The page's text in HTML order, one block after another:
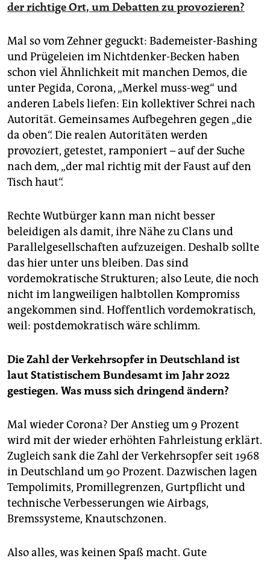
der richtige Ort, um Debatten zu provozieren?
Mal so vom Zehner geguckt: Bademeister-Bashing
und Prügeleien im Nichtdenker-Becken haben
schon viel Ähnlichkeit mit manchen Demos, die
unter Pegida, Corona, „Merkel muss-weg“ und
anderen Labels liefen: Ein kollektiver Schrei nach
Autorität. Gemeinsames Aufbegehren gegen „die
da oben“. Die realen Autoritäten werden
provoziert, getestet, ramponiert – auf der Suche
nach dem, „der mal richtig mit der Faust auf den
Tisch haut“.
Rechte Wutbürger kann man nicht besser
beleidigen als damit, ihre Nähe zu Clans und
Parallelgesellschaften aufzuzeigen. Deshalb sollte
das hier unter uns bleiben. Das sind
vordemokratische Strukturen; also Leute, die noch
nicht im langweiligen halbtollen Kompromiss
angekommen sind. Hoffentlich vordemokratisch,
weil: postdemokratisch wäre schlimm.
Die Zahl der Verkehrsopfer in Deutschland ist
laut Statistischem Bundesamt im Jahr 2022
gestiegen. Was muss sich dringend ändern?
Mal wieder Corona? Der Anstieg um 9 Prozent
wird mit der wieder erhöhten Fahrleistung erklärt.
Zugleich sank die Zahl der Verkehrsopfer seit 1968
in Deutschland um 90 Prozent. Dazwischen lagen
Tempolimits, Promillegrenzen, Gurtpflicht und
technische Verbesserungen wie Airbags,
Bremssysteme, Knautschzonen.
Also alles, was keinen Spaß macht. Gute